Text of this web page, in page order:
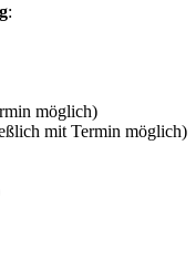
:
möglich)
mit Termin möglich)